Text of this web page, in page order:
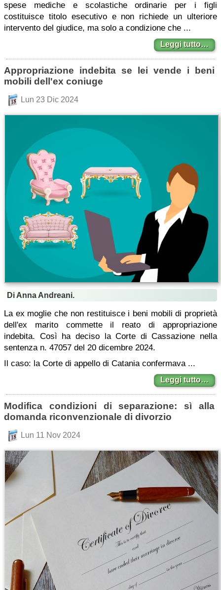
spese mediche e scolastiche ordinarie per i figli
costituisce titolo esecutivo e non richiede un ulteriore
intervento del giudice, ma solo a condizione che ...
Leggi tutto…
Appropriazione indebita se lei vende i beni
mobili dell'ex coniuge
Lun 23 Dic 2024
Di Anna Andreani.
La ex moglie che non restituisce i beni mobili di proprietà
dell'ex marito commette il reato di appropriazione
indebita. Così ha deciso la Corte di Cassazione nella
sentenza n. 47057 del 20 dicembre 2024.
Il caso: la Corte di appello di Catania confermava ...
Leggi tutto…
Modifica condizioni di separazione: sì alla
domanda riconvenzionale di divorzio
Lun 11 Nov 2024